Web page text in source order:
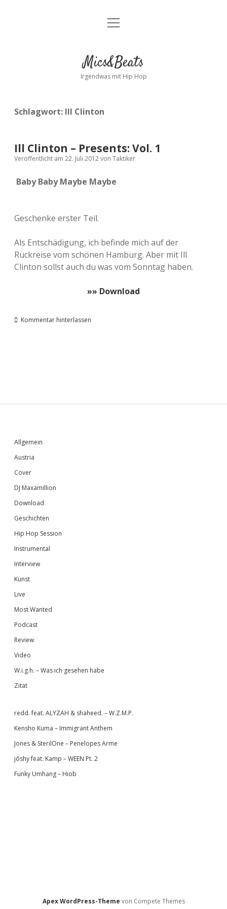
Kontakt
facebookinstagram
bandcamp
spotify
Menü
Mics&Beats
Irgendwas mit Hip Hop
Schlagwort: Ill Clinton
Ill Clinton – Presents: Vol. 1
Veröffentlicht am 22. Juli 2012von Taktiker
Baby Baby Maybe Maybe
Geschenke erster Teil.
Als Entschädigung, ich befinde mich auf der
Rückreise vom schönen Hamburg. Aber mit Ill
Clinton sollst auch du was vom Sonntag haben.
»» Download
Kommentar hinterlassen
Sidebar
Allgemein
Austria
Cover
DJ Maxamillion
Download
Geschichten
Hip Hop Session
Instrumental
Interview
Kunst
Live
Most Wanted
Podcast
Review
Video
W.i.g.h. – Was ich gesehen habe
Zitat
redd. feat. ALYZAH & shaheed. – W.Z.M.P.
Kensho Kuma – Immigrant Anthem
Jones & SterilOne – Penelopes Arme
jōshy feat. Kamp – WEEN Pt. 2
Funky Umhang – Hiob
Apex WordPress-Theme von Compete Themes